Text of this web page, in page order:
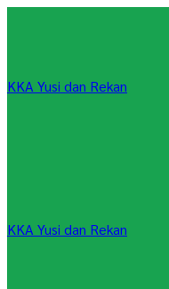
KKA Yusi dan Rekan
KKA Yusi dan Rekan